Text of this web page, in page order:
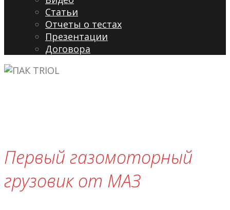
Cтатьи
Отчеты о тестах
Презентации
Договора
Первый газомоторный
грузовик от МАЗ